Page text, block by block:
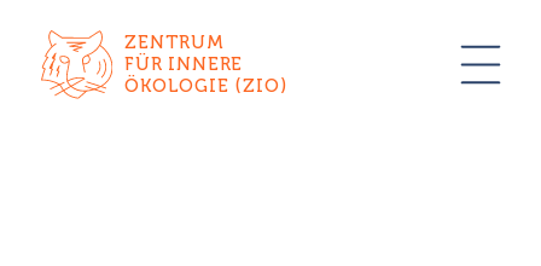
ZENTRUM
FÜR INNERE
ÖKOLOGIE (ZIO)